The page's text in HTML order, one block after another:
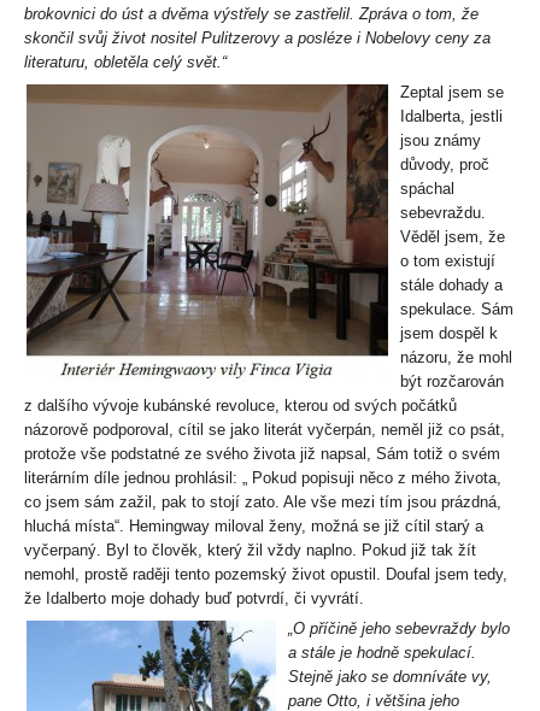
brokovnici do úst a dvěma výstřely se zastřelil. Zpráva o tom, že
skončil svůj život nositel Pulitzerovy a posléze i Nobelovy ceny za
literaturu, obletěla celý svět.“
Zeptal jsem se
Idalberta, jestli
jsou známy
důvody, proč
spáchal
sebevraždu.
Věděl jsem, že
o tom existují
stále dohady a
spekulace. Sám
jsem dospěl k
názoru, že mohl
být rozčarován
z dalšího vývoje kubánské revoluce, kterou od svých počátků
názorově podporoval, cítil se jako literát vyčerpán, neměl již co psát,
protože vše podstatné ze svého života již napsal, Sám totiž o svém
literárním díle jednou prohlásil: „ Pokud popisuji něco z mého života,
co jsem sám zažil, pak to stojí zato. Ale vše mezi tím jsou prázdná,
hluchá místa“. Hemingway miloval ženy, možná se již cítil starý a
vyčerpaný. Byl to člověk, který žil vždy naplno. Pokud již tak žít
nemohl, prostě raději tento pozemský život opustil. Doufal jsem tedy,
že Idalberto moje dohady buď potvrdí, či vyvrátí.
„O příčině jeho sebevraždy bylo
a stále je hodně spekulací.
Stejně jako se domníváte vy,
pane Otto, i většina jeho